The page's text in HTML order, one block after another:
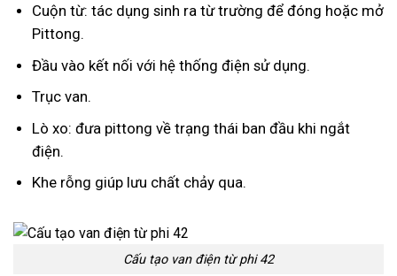
Cuộn từ: tác dụng sinh ra từ trường để đóng hoặc mở
Pittong.
Đầu vào kết nối với hệ thống điện sử dụng.
Trục van.
Lò xo: đưa pittong về trạng thái ban đầu khi ngắt
điện.
Khe rỗng giúp lưu chất chảy qua.
Cấu tạo van điện từ phi 42